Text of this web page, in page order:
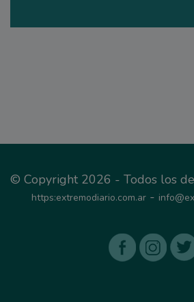
© Copyright 2026 - Todos los
https:extremodiario.com.ar -